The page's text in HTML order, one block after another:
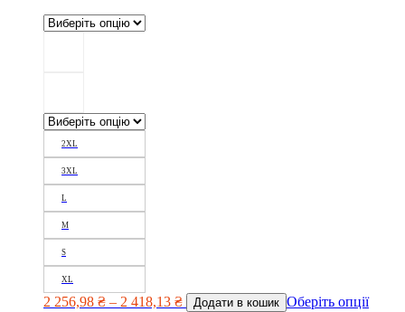
2XL
3XL
L
M
S
XL
2 256,98 ₴ – 2 418,13 ₴ Додати в кошик Оберіть опції